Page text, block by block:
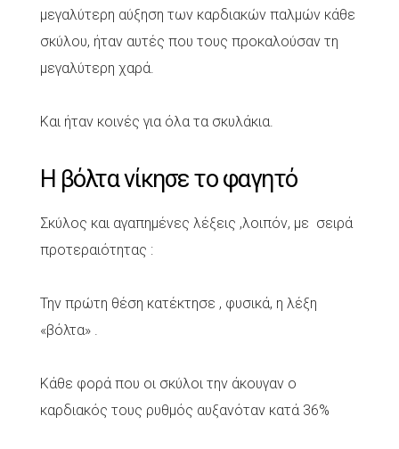
μεγαλύτερη αύξηση των καρδιακών παλμών κάθε
σκύλου, ήταν αυτές που τους προκαλούσαν τη
μεγαλύτερη χαρά.
Και ήταν κοινές για όλα τα σκυλάκια.
Η βόλτα νίκησε το φαγητό
Σκύλος και αγαπημένες λέξεις ,λοιπόν, με σειρά
προτεραιότητας :
Την πρώτη θέση κατέκτησε , φυσικά, η λέξη
«βόλτα» .
Κάθε φορά που οι σκύλοι την άκουγαν ο
καρδιακός τους ρυθμός αυξανόταν κατά 36%